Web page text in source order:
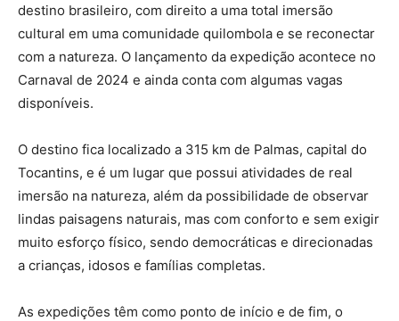
destino brasileiro, com direito a uma total imersão
cultural em uma comunidade quilombola e se reconectar
com a natureza. O lançamento da expedição acontece no
Carnaval de 2024 e ainda conta com algumas vagas
disponíveis.
O destino fica localizado a 315 km de Palmas, capital do
Tocantins, e é um lugar que possui atividades de real
imersão na natureza, além da possibilidade de observar
lindas paisagens naturais, mas com conforto e sem exigir
muito esforço físico, sendo democráticas e direcionadas
a crianças, idosos e famílias completas.
As expedições têm como ponto de início e de fim, o